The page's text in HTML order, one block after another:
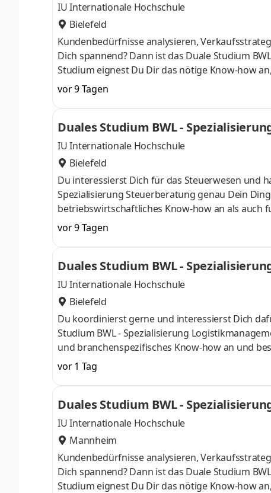
IU Internationale Hochschule
Bielefeld
Kundenbedürfnisse analysieren,
Dich spannend? Dann ist das Duale Studium
Studium eignest Du Dir das nötige Know-how
April oder im Oktober starten – direkt am
Du bei einem Unternehmen in Deiner Nähe.
Aufnahmeprüfung startenDu absolvierst ein
Studienberatung, Study Guides und Lehrenden
vor 9 Tagen
Duales Studium BWL -
IU Internationale Hochschule
Bielefeld
Du interessierst Dich für das Steuerwesen und
Spezialisierung Steuerberatung genau Dein
betriebswirtschaftliches Know-how an als auch
Oktober starten – direkt am Campus vor Ort
Unternehmen in Deiner Nähe. Aufgaben Du
startenDu absolvierst ein staatlich
Study Guides und Lehrenden sind stets für Dich
vor 9 Tagen
Duales Studium BWL -
IU Internationale Hochschule
Bielefeld
Du koordinierst gerne und interessierst Dich
Studium BWL - Spezialisierung
und branchenspezifisches Know-how an und
Du kannst im April oder im Oktober starten –
Praxisphasen absolvierst Du bei einem
Numerus clausus oder Aufnahmeprüfung
praxisnahen InhaltenDeine Studienberatung,
vor 1 Tag
Duales Studium BWL -
IU Internationale Hochschule
Mannheim
Kundenbedürfnisse analysieren,
Dich spannend? Dann ist das Duale Studium
Studium eignest Du Dir das nötige Know-how